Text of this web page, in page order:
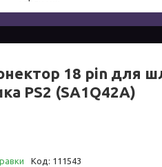
18 pin для
PS2 (SA1Q42A)
Код: 111543